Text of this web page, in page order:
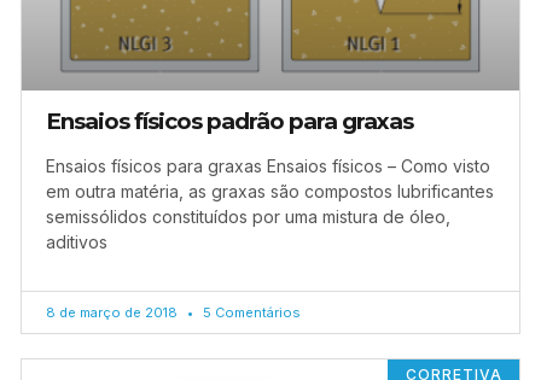
Ensaios físicos padrão para graxas
Ensaios físicos para graxas Ensaios físicos – Como visto
em outra matéria, as graxas são compostos lubrificantes
semissólidos constituídos por uma mistura de óleo,
aditivos
8 de março de 2018 5 Comentários
CORRETIVA